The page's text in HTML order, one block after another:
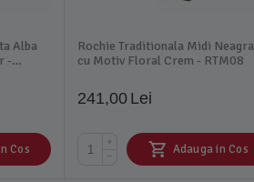
Alba
-
Cos
Rochie Traditionala Midi Neagra
cu Motiv Floral Crem - RTM08
241,00 Lei
+
−
Adauga in Cos